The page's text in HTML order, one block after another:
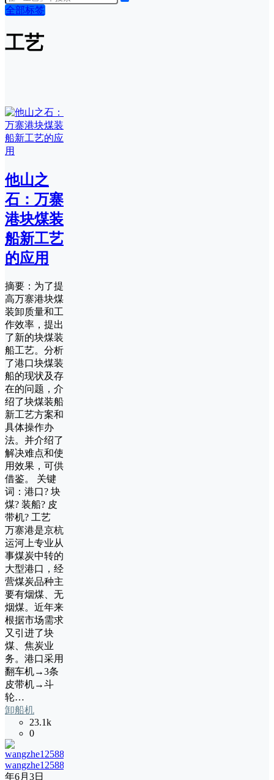
全部标签
工艺
他山之
石：万寨
港块煤装
船新工艺
的应用
摘要：为了提
高万寨港块煤
装卸质量和工
作效率，提出
了新的块煤装
船工艺。分析
了港口块煤装
船的现状及存
在的问题，介
绍了块煤装船
新工艺方案和
具体操作办
法。并介绍了
解决难点和使
用效果，可供
借鉴。 关键
词：港口? 块
煤? 装船? 皮
带机? 工艺
万寨港是京杭
运河上专业从
事煤炭中转的
大型港口，经
营煤炭品种主
要有烟煤、无
烟煤。近年来
根据市场需求
又引进了块
煤、焦炭业
务。港口采用
翻车机→3条
皮带机→斗
轮…
卸船机
23.1k
0
wangzhe12588
年6月3日